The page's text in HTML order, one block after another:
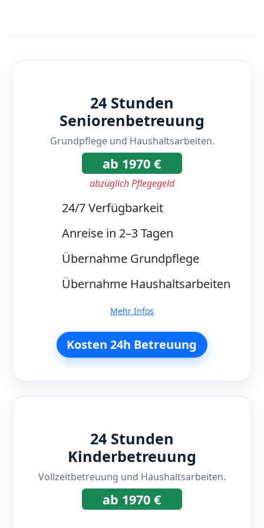
24 Stunden
Seniorenbetreuung
Grundpflege und Haushaltsarbeiten.
ab 1970 €
abzüglich Pflegegeld
24/7 Verfügbarkeit
Anreise in 2–3 Tagen
Übernahme Grundpflege
Übernahme Haushaltsarbeiten
Mehr Infos
Kosten 24h Betreuung
24 Stunden
Kinderbetreuung
Vollzeitbetreuung und Haushaltsarbeiten.
ab 1970 €